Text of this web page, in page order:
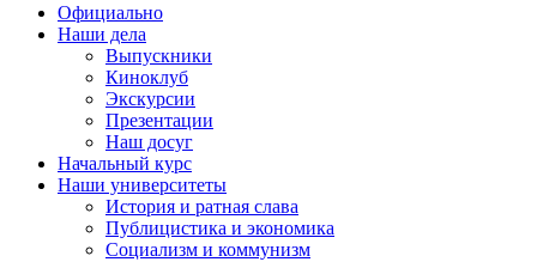
Официально
Наши дела
Выпускники
Киноклуб
Экскурсии
Презентации
Наш досуг
Начальный курс
Наши университеты
История и ратная слава
Публицистика и экономика
Социализм и коммунизм